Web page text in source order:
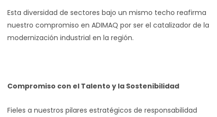
Esta diversidad de sectores bajo un mismo techo reafirma
nuestro compromiso en ADIMAQ por ser el catalizador de la
modernización industrial en la región.
Compromiso con el Talento y la Sostenibilidad
Fieles a nuestros pilares estratégicos de responsabilidad